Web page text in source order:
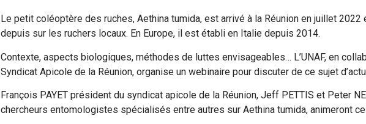
Le petit coléoptère des ruches, Aethina tumida, est arrivé à la Réunion en juillet
depuis sur les ruchers locaux. En Europe, il est établi en Italie depuis 2014.
Contexte, aspects biologiques, méthodes de luttes envisageables… L’UNAF, en
Syndicat Apicole de la Réunion, organise un webinaire pour discuter de ce sujet
François PAYET président du syndicat apicole de la Réunion, Jeff PETTIS et Peter
chercheurs entomologistes spécialisés entre autres sur Aethina tumida, animeront